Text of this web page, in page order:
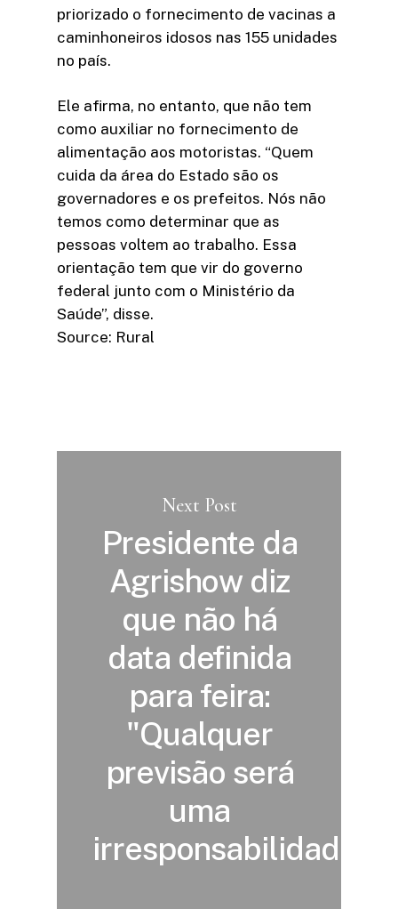
priorizado o fornecimento de vacinas a
caminhoneiros idosos nas 155 unidades
no país.
Ele afirma, no entanto, que não tem
como auxiliar no fornecimento de
alimentação aos motoristas. “Quem
cuida da área do Estado são os
governadores e os prefeitos. Nós não
temos como determinar que as
pessoas voltem ao trabalho. Essa
orientação tem que vir do governo
federal junto com o Ministério da
Saúde”, disse.
Source: Rural
Next Post
Presidente da
Agrishow diz
que não há
data definida
para feira:
"Qualquer
previsão será
uma
irresponsabilidade"